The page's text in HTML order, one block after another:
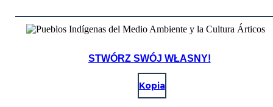
STWÓRZ SWÓJ WŁASNY!
Kopia